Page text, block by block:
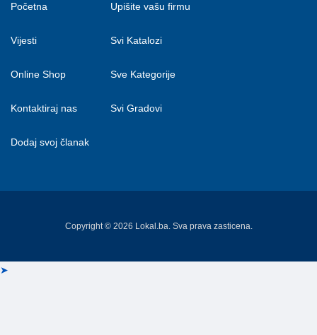
Početna
Vijesti
Online Shop
Kontaktiraj nas
Dodaj svoj članak
Upišite vašu firmu
Svi Katalozi
Sve Kategorije
Svi Gradovi
Copyright © 2026 Lokal.ba. Sva prava zasticena.
➤